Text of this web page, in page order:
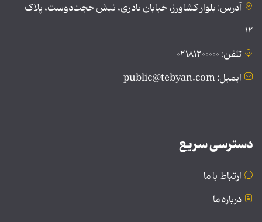
آدرس: بلوار کشاورز، خیابان نادری، نبش حجت‌دوست، پلاک
۱۲
تلفن: ۰۲۱۸۱۲۰۰۰۰۰
ایمیل: public@tebyan.com
دسترسی سریع
ارتباط با ما
درباره ما